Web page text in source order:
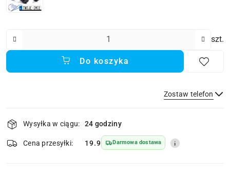
szt.
Do koszyka
Zostaw telefon
Wyślij
i
dostawa
Wysyłka w ciągu: 24 godziny
Cena przesyłki: 19.9 Darmowa dostawa